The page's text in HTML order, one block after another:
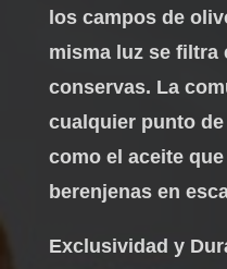
los campos de
misma luz se filtra
conservas. La
cualquier punto
como el aceite
berenjenas en
Exclusividad y